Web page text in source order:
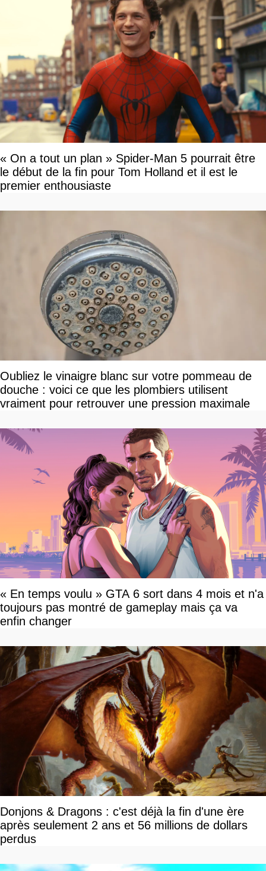
« On a tout un plan » Spider-Man 5 pourrait être
le début de la fin pour Tom Holland et il est le
premier enthousiaste
Oubliez le vinaigre blanc sur votre pommeau de
douche : voici ce que les plombiers utilisent
vraiment pour retrouver une pression maximale
« En temps voulu » GTA 6 sort dans 4 mois et n'a
toujours pas montré de gameplay mais ça va
enfin changer
Donjons & Dragons : c'est déjà la fin d'une ère
après seulement 2 ans et 56 millions de dollars
perdus